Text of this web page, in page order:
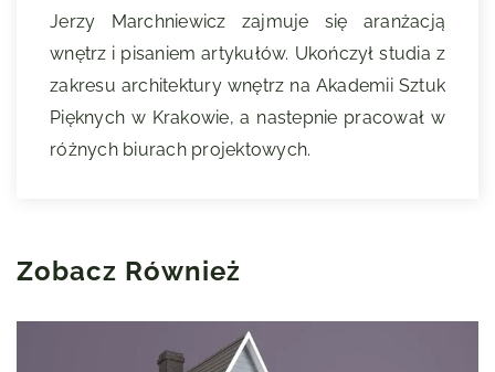
Jerzy Marchniewicz zajmuje się aranżacją
wnętrz i pisaniem artykułów. Ukończył studia z
zakresu architektury wnętrz na Akademii Sztuk
Pięknych w Krakowie, a nastepnie pracował w
różnych biurach projektowych.
Zobacz Również